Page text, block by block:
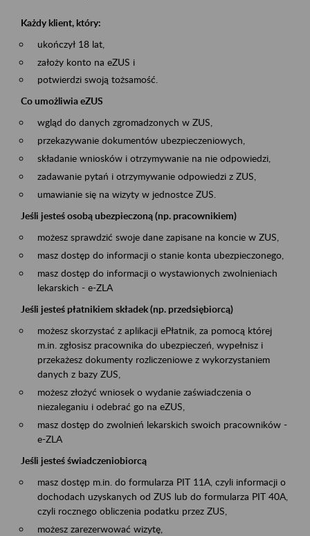
Każdy klient, który:
ukończył 18 lat,
założy konto na eZUS i
potwierdzi swoją tożsamość.
Co umożliwia eZUS
wgląd do danych zgromadzonych w ZUS,
przekazywanie dokumentów ubezpieczeniowych,
składanie wniosków i otrzymywanie na nie odpowiedzi,
zadawanie pytań i otrzymywanie odpowiedzi z ZUS,
umawianie się na wizyty w jednostce ZUS.
Jeśli jesteś osobą ubezpieczoną (np. pracownikiem)
możesz sprawdzić swoje dane zapisane na koncie w ZUS,
masz dostęp do informacji o stanie konta ubezpieczonego,
masz dostęp do informacji o wystawionych zwolnieniach
lekarskich - e-ZLA
Jeśli jesteś płatnikiem składek (np. przedsiębiorcą)
możesz skorzystać z aplikacji ePłatnik, za pomocą której
m.in. zgłosisz pracownika do ubezpieczeń, wypełnisz i
przekażesz dokumenty rozliczeniowe z wykorzystaniem
danych z bazy ZUS,
możesz złożyć wniosek o wydanie zaświadczenia o
niezaleganiu i odebrać go na eZUS,
masz dostęp do zwolnień lekarskich swoich pracowników -
e-ZLA
Jeśli jesteś świadczeniobiorcą
masz dostęp m.in. do formularza PIT 11A, czyli informacji o
dochodach uzyskanych od ZUS lub do formularza PIT 40A,
czyli rocznego obliczenia podatku przez ZUS,
możesz zarezerwować wizytę,